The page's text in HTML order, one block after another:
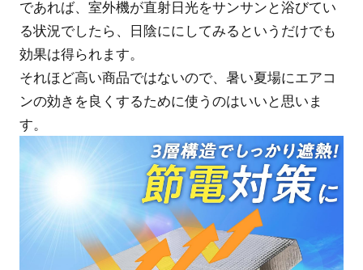
であれば、室外機が直射日光をサンサンと浴びてい
る状況でしたら、日陰ににしてみるというだけでも
効果は得られます。
それほど高い商品ではないので、暑い夏場にエアコ
ンの効きを良くするために使うのはいいと思いま
す。